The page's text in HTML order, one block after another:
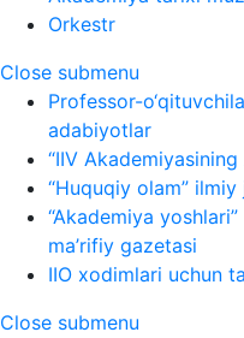
Orkestr
Close submenu
Professor-
adabiyotlar
“IIV
“Huquqiy olam” ilmiy
“Akademiya
ma’rifiy gazetasi
IIO xodimlari uchun
Close submenu